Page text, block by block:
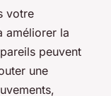
votre
améliorer la
peuvent
une